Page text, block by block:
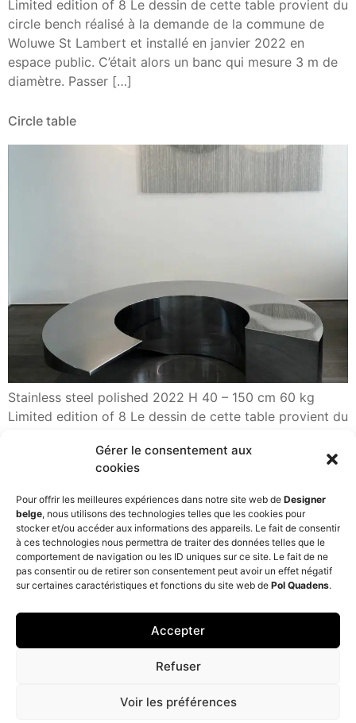
Gérer le consentement aux
cookies
Pour offrir les meilleures expériences dans notre site web de Designer
belge, nous utilisons des technologies telles que les cookies pour
stocker et/ou accéder aux informations des appareils. Le fait de consentir
à ces technologies nous permettra de traiter des données telles que le
comportement de navigation ou les ID uniques sur ce site. Le fait de ne
pas consentir ou de retirer son consentement peut avoir un effet négatif
sur certaines caractéristiques et fonctions du site web de Pol Quadens.
Accepter
Refuser
Voir les préférences
Limited edition of 8 Le dessin de cette table provient du
circle bench réalisé à la demande de la commune de
Woluwe St Lambert et installé en janvier 2022 en
espace public. C’était alors un banc qui mesure 3 m de
diamètre. Passer […]
Circle table
Stainless steel polished 2022 H 40 – 150 cm 60 kg
Limited edition of 8 Le dessin de cette table provient du
Woluwe St Lambert et installé en janvier 2022 en
espace public. C’était alors un banc qui mesure 3 m de
diamètre. Passer du […]
Next→
Privacy Policy© COPYRIGHT Pol Quadens